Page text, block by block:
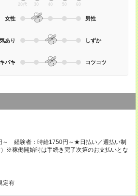
20代 30 40 50 60
女性 男性
あり しずか
パキ コツコツ
～ 経験者：時給1750円～★日払い／週払い制
※稼働開始時は手続き完了次第のお支払いとな
定有